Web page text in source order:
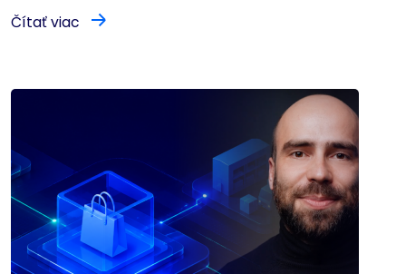
Čítať viac